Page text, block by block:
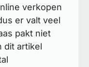
verkopen
er valt veel
pakt niet
dit artikel